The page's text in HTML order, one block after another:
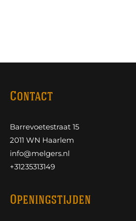
Contact
Barrevoetestraat 15
2011 WN Haarlem
info@melgers.nl
+31235313149
Openingstijden